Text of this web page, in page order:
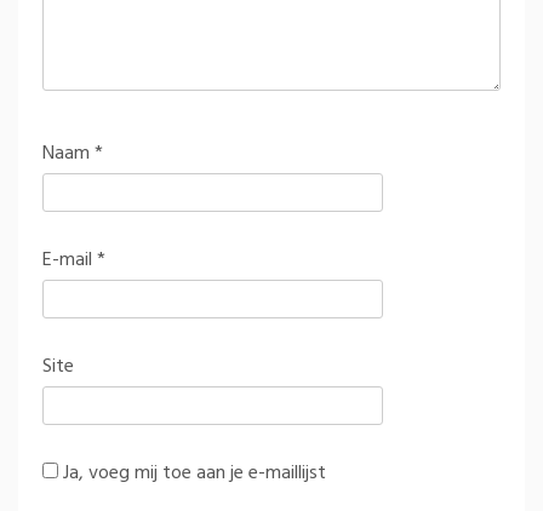
Naam*
E-mail*
Site
Ja, voeg mij toe aan je e-maillijst